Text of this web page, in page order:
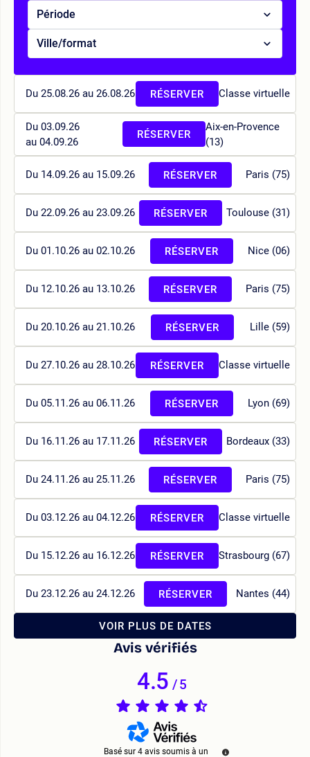
Période
Ville/format
Du 25.08.26 au 26.08.26 Classe virtuelle
RÉSERVER
Du 03.09.26
au 04.09.26
Aix-en-Provence
(13)
RÉSERVER
Du 14.09.26 au 15.09.26 Paris (75)
RÉSERVER
Du 22.09.26 au 23.09.26 Toulouse (31)
RÉSERVER
Du 01.10.26 au 02.10.26 Nice (06)
RÉSERVER
Du 12.10.26 au 13.10.26 Paris (75)
RÉSERVER
Du 20.10.26 au 21.10.26 Lille (59)
RÉSERVER
Du 27.10.26 au 28.10.26 Classe virtuelle
RÉSERVER
Du 05.11.26 au 06.11.26 Lyon (69)
RÉSERVER
Du 16.11.26 au 17.11.26 Bordeaux (33)
RÉSERVER
Du 24.11.26 au 25.11.26 Paris (75)
RÉSERVER
Du 03.12.26 au 04.12.26 Classe virtuelle
RÉSERVER
Du 15.12.26 au 16.12.26 Strasbourg (67)
RÉSERVER
Du 23.12.26 au 24.12.26 Nantes (44)
RÉSERVER
VOIR PLUS DE DATES
Avis vérifiés
4.5/5
Basé sur 4 avis soumis à un